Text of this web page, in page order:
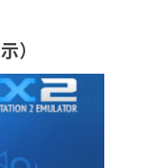
）